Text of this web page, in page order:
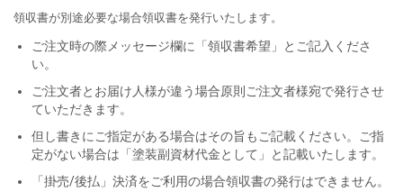
領収書が別途必要な場合領収書を発行いたします。
ご注文時の際メッセージ欄に「領収書希望」とご記入くださ
い。
ご注文者とお届け人様が違う場合原則ご注文者様宛で発行させ
ていただきます。
但し書きにご指定がある場合はその旨もご記載ください。ご指
定がない場合は「塗装副資材代金として」と記載いたします。
「掛売/後払」決済をご利用の場合領収書の発行はできません。